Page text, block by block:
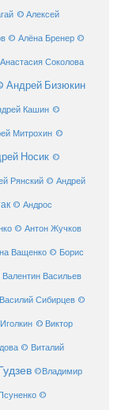
© Алексей
© Алёна Бренер ©
Соколова
Андрей Бизюкин
Кашин ©
Митрохин ©
Носик ©
Рянский © Андрей
© Андрос
© Антон Жучков
Ващенко © Борис
Васильев
Сибирцев ©
© Виктор
© Виталий
©Владимир
©